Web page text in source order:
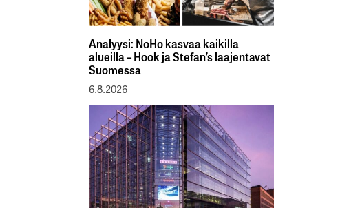
Analyysi: NoHo kasvaa kaikilla
alueilla – Hook ja Stefan’s laajentavat
Suomessa
6.8.2026